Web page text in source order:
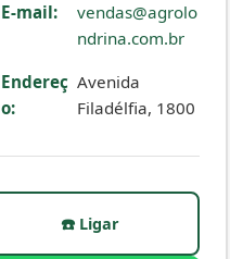
E-mail:
vendas@agrolo
ndrina.com.br
Endereç
o:
Avenida
Filadélfia, 1800
☎️ Ligar